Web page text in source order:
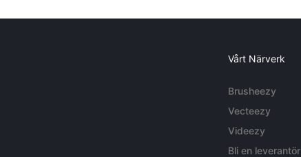
Vårt Närverk
Brusheezy
Vecteezy
Videezy
Bli en leverantör